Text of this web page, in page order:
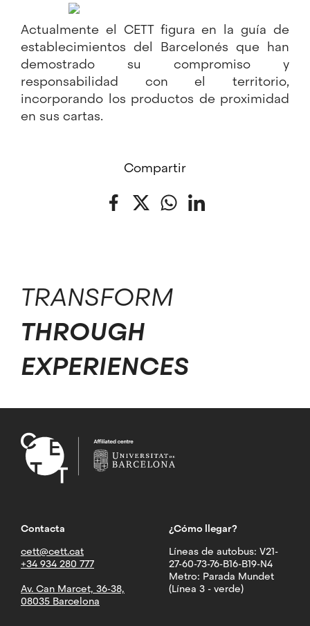
Actualmente el CETT figura en la guía de
establecimientos del Barcelonés que han
demostrado su compromiso y
responsabilidad con el territorio,
incorporando los productos de proximidad
en sus cartas.
Compartir
Facebook
Twitter WhatsApp
TRANSFORM
THROUGH
EXPERIENCES
Contacta
cett@cett.cat
+34 934 280 777
Av. Can Marcet, 36-38,
08035 Barcelona
¿Cómo llegar?
Líneas de autobus: V21-
27-60-73-76-B16-B19-N4
Metro: Parada Mundet
(Línea 3 - verde)